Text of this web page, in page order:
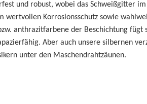
und robust, wobei das Schweißgitter
wertvollen Korrosionsschutz sowie
anthrazitfarbene der Beschichtung fügt
Aber auch unsere silbernen
unter den Maschendrahtzäunen.